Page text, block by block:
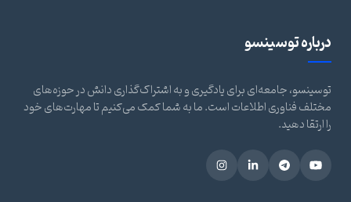
توسینسو
جامعه‌ای برای یادگیری و به اشتراک‌گذاری دانش در حوزه‌های
فناوری اطلاعات است. ما به شما کمک می‌کنیم تا مهارت‌های خود
ارتقا دهید.